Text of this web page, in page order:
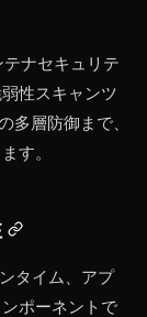
ナセキュリテ
性スキャンツ
多層防御まで、
す。
タイム、アプ
ポーネントで